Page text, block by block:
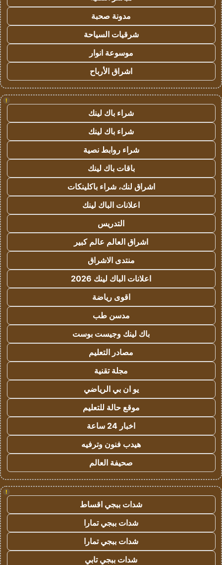
مدونة صحبة
شرقيات السياحة
موسوعة انوار
اشراق الأرباح
!
شراء باك لينك
شراء باك لينك
شراء روابط نصية
باقات باك لينك
اشراق لنك، شراء باكلينكات
اعلانات الباك لينك
التدريس
اشراق العالم عالم كبير
منتدى الاشراق
اعلانات الباك لينك 2026
اقوى رياضة
مدسن طب
باك لينك وجيست بوست
مصادر التعليم
مجلة تقنية
يو ان بي الرياضي
موقع حالة للتعليم
اخبار 24 ساعة
هيدب فنون وترفيه
صحيفة العالم
!
شدات ببجي اقساط
شدات ببجي تمارا
شدات ببجي تمارا
شدات ببجي تابي